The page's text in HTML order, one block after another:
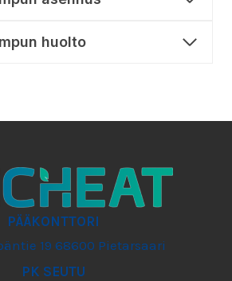
huolto
PÄÄKONTTORI
19 68600 Pietarsaari
PK SEUTU